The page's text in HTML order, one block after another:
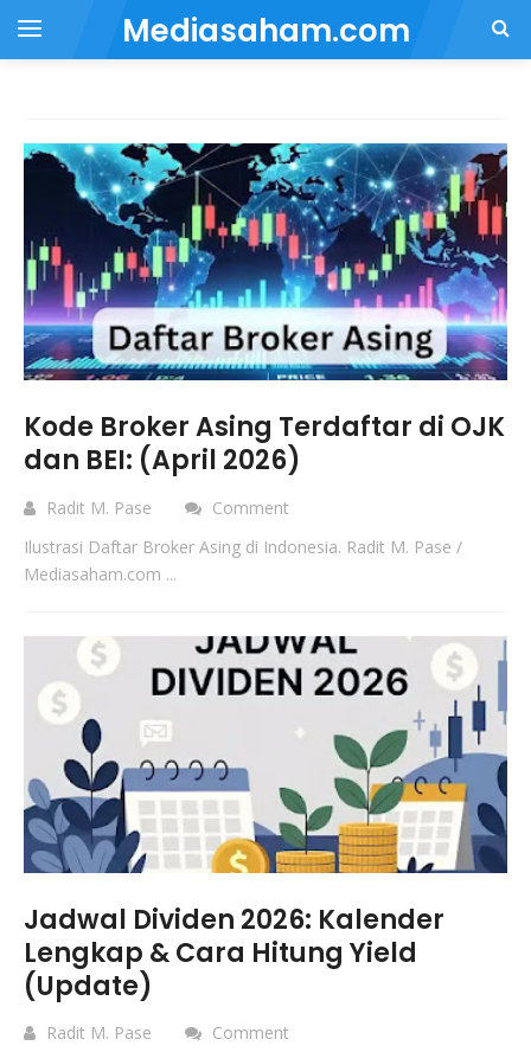
Mediasaham.com
Kode Broker Asing Terdaftar di OJK
dan BEI: (April 2026)
Radit M. Pase
Comment
Ilustrasi Daftar Broker Asing di Indonesia. Radit M. Pase /
Mediasaham.com ...
Jadwal Dividen 2026: Kalender
Lengkap & Cara Hitung Yield
(Update)
Radit M. Pase
Comment